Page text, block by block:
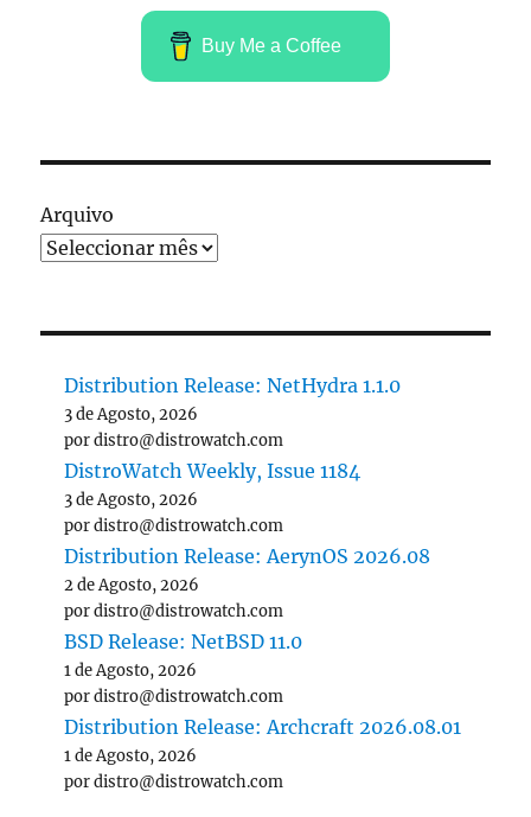
Buy Me a Coffee
Arquivo
Distribution Release: NetHydra 1.1.0
3 de Agosto, 2026
por distro@distrowatch.com
DistroWatch Weekly, Issue 1184
3 de Agosto, 2026
por distro@distrowatch.com
Distribution Release: AerynOS 2026.08
2 de Agosto, 2026
por distro@distrowatch.com
BSD Release: NetBSD 11.0
1 de Agosto, 2026
por distro@distrowatch.com
Distribution Release: Archcraft 2026.08.01
1 de Agosto, 2026
por distro@distrowatch.com